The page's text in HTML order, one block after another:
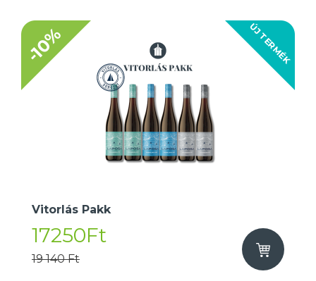
ÚJ TERMÉK
-10%
Vitorlás Pakk
17250Ft
19 140 Ft